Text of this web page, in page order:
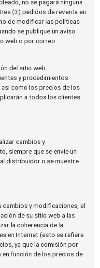
no se pagará ninguna
(3) pedidos de reventa en
de modificar las políticas
se publique un aviso
web o por correo
del sitio web
y procedimientos
como los precios de los
a todos los clientes
cambios y
siempre que se envíe un
distribuidor o se muestre
cambios y modificaciones, el
de su sitio web a las
la coherencia de la
en Internet (esto se refiere
ya que la comisión por
función de los precios de